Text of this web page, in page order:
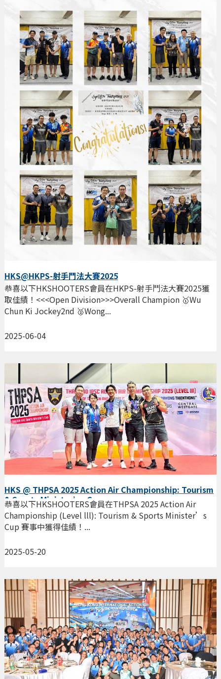
HKS@HKPS-射手鬥法大賽2025
2025-06-04
恭喜以下HKSHOOTERS會員在HKPS-射手鬥法大賽2025獲
取佳績！<<<Open Division>>>Overall Champion 🥇Wu
Chun Ki Jockey2nd 🥈Wong...
HKS @ THPSA 2025 Action Air Championship: Tourism
& Sports Minister’s Cup
2025-05-20
恭喜以下HKSHOOTERS會員在THPSA 2025 Action Air
Championship (Level lll): Tourism & Sports Minister’s
Cup 賽事中獲得佳績！...